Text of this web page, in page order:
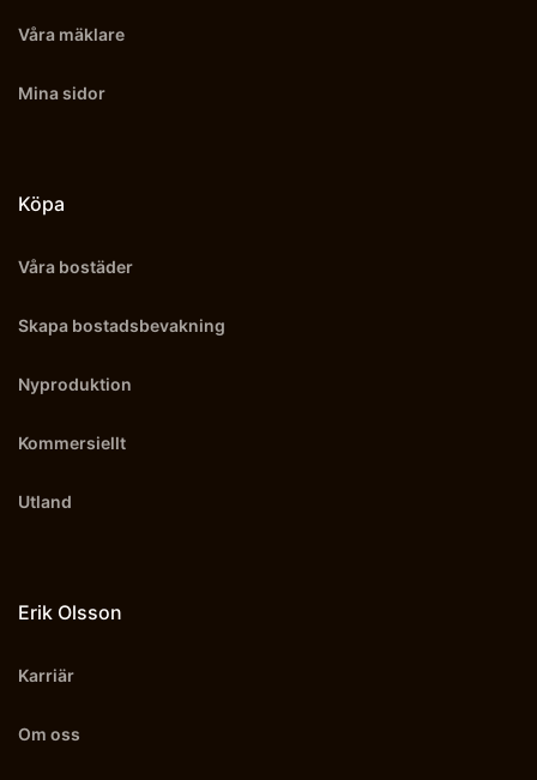
Våra mäklare
Mina sidor
Köpa
Våra bostäder
Skapa bostadsbevakning
Nyproduktion
Kommersiellt
Utland
Erik Olsson
Karriär
Om oss